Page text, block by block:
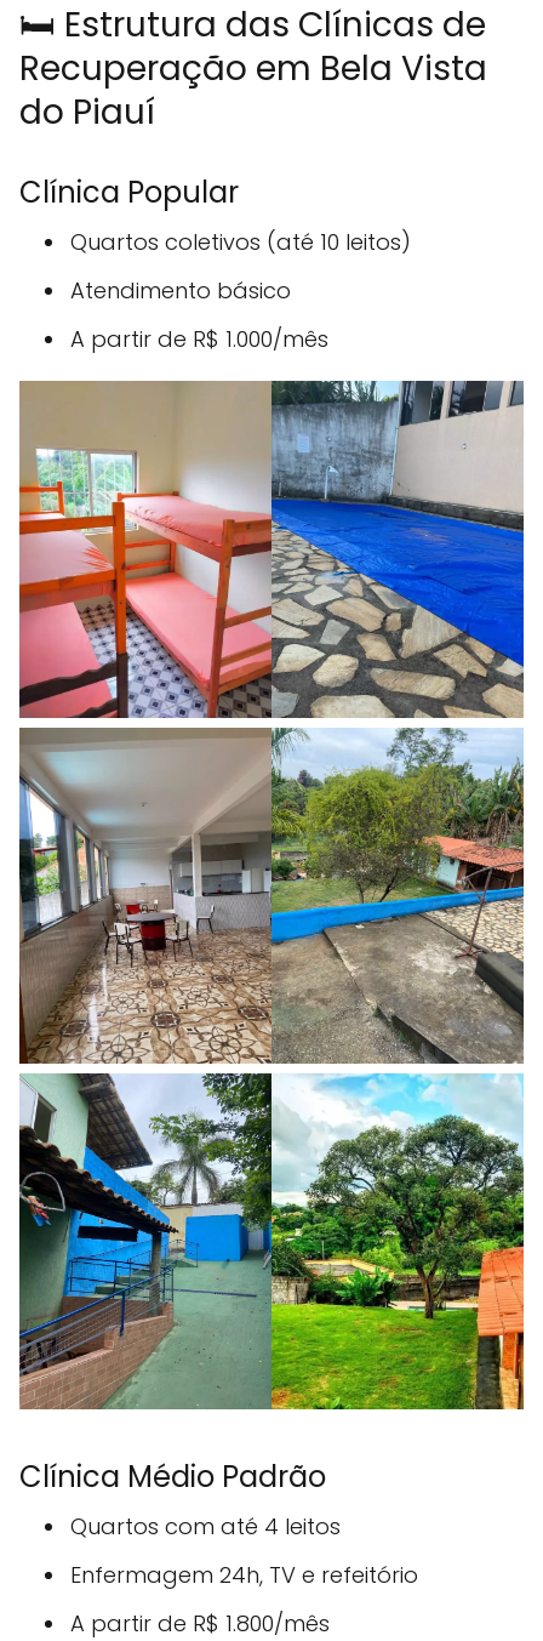
🛏️ Estrutura das Clínicas de
Recuperação em Bela Vista
do Piauí
Clínica Popular
Quartos coletivos (até 10 leitos)
Atendimento básico
A partir de R$ 1.000/mês
Clínica Médio Padrão
Quartos com até 4 leitos
Enfermagem 24h, TV e refeitório
A partir de R$ 1.800/mês